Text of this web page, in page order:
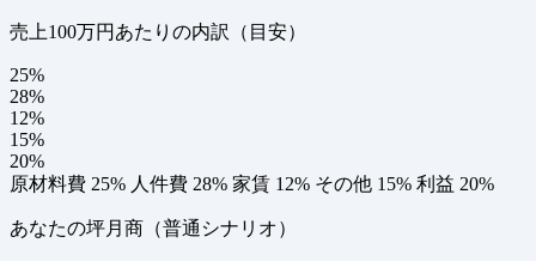
売上100万円あたりの内訳（目安）
25%
28%
12%
15%
20%
原材料費 25% 人件費 28% 家賃 12% その他 15% 利益 20%
あなたの坪月商（普通シナリオ）